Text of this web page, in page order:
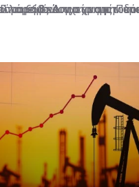
παραμένουν στο σπίτι
μη βιώσιμοι, να μην
€60 εκ. γιαΔιαχείρισης